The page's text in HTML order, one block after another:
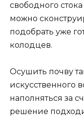
свободного
можно
подобрать уже
колодцев.
Осушить почву
искусственного
наполняться за
решение